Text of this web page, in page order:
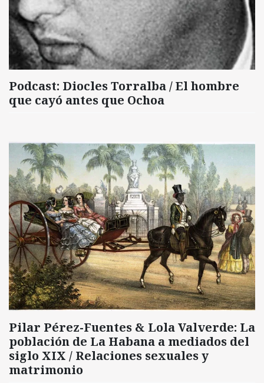
Podcast: Diocles Torralba / El hombre
que cayó antes que Ochoa
Pilar Pérez-Fuentes & Lola Valverde: La
población de La Habana a mediados del
siglo XIX / Relaciones sexuales y
matrimonio